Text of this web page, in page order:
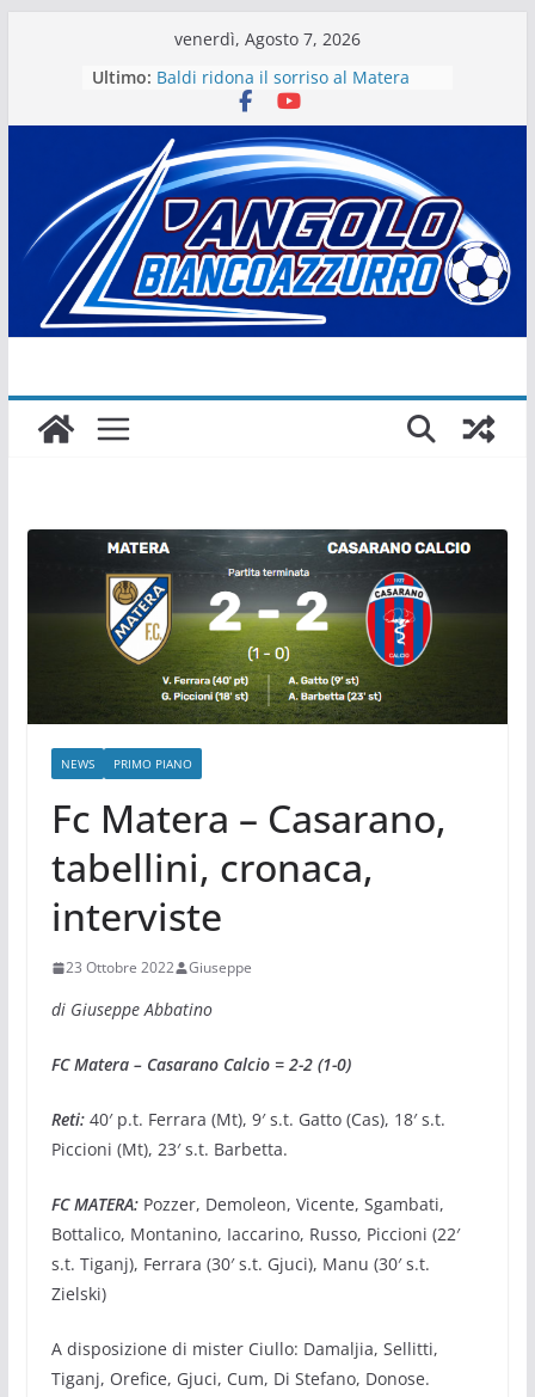
venerdì, Agosto 7, 2026
Ultimo: Baldi ridona il sorriso al Matera
La stagione del Matera 1933 al via
tra i fuochi d’artificio
Il Matera 1933 al lavoro per un
grande futuro. Video intervista col
presidente Michele Motta
Il Bue rinasce. E Matera sogna
Matera – Palmese “nulla” di fatto
NEWS PRIMO PIANO
Fc Matera – Casarano,
tabellini, cronaca,
interviste
23 Ottobre 2022 Giuseppe
di Giuseppe Abbatino
FC Matera – Casarano Calcio = 2-2 (1-0)
Reti: 40′ p.t. Ferrara (Mt), 9′ s.t. Gatto (Cas), 18′ s.t.
Piccioni (Mt), 23′ s.t. Barbetta.
FC MATERA: Pozzer, Demoleon, Vicente, Sgambati,
Bottalico, Montanino, Iaccarino, Russo, Piccioni (22′
s.t. Tiganj), Ferrara (30′ s.t. Gjuci), Manu (30′ s.t.
Zielski)
A disposizione di mister Ciullo: Damaljia, Sellitti,
Tiganj, Orefice, Gjuci, Cum, Di Stefano, Donose.